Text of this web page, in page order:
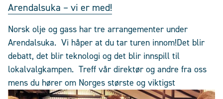
Arendalsuka – vi er med!
Norsk olje og gass har tre arrangementer under
Arendalsuka. Vi håper at du tar turen innom!Det blir
debatt, det blir teknologi og det blir innspill til
lokalvalgkampen. Treff vår direktør og andre fra oss
mens du hører om Norges største og viktigst